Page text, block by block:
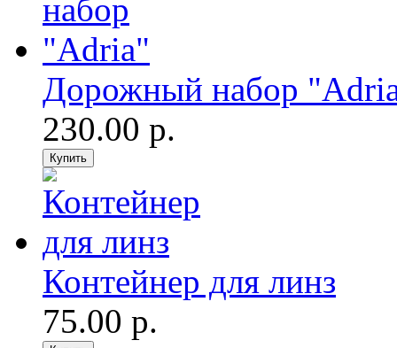
Дорожный набор
230.00 р.
Контейнер для линз
75.00 р.